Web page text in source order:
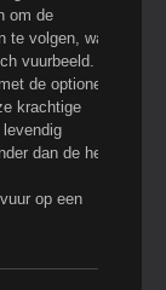
om de
volgen, wat
vuurbeeld.
de optionele
krachtige
dan de helft
op een